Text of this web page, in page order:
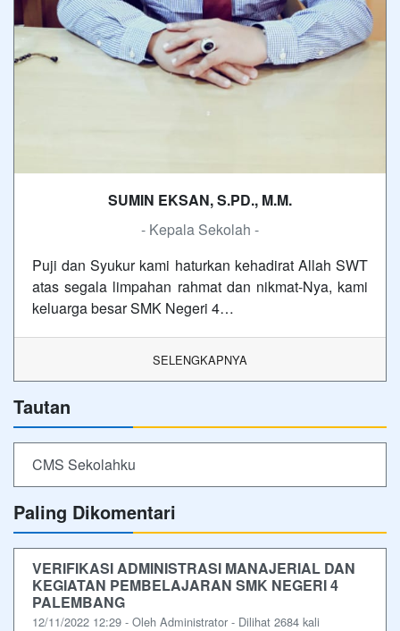
SUMIN EKSAN, S.PD., M.M.
- Kepala Sekolah -
Puji dan Syukur kami haturkan kehadirat Allah SWT
atas segala limpahan rahmat dan nikmat-Nya, kami
keluarga besar SMK Negeri 4…
SELENGKAPNYA
Tautan
CMS Sekolahku
Paling Dikomentari
VERIFIKASI ADMINISTRASI MANAJERIAL DAN
KEGIATAN PEMBELAJARAN SMK NEGERI 4
PALEMBANG
12/11/2022 12:29 - Oleh Administrator - Dilihat 2684 kali